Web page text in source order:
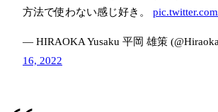
方法で使わない感じ好き。
— HIRAOKA Yusaku 平岡 雄策
16, 2022